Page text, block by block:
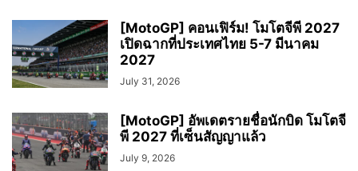
[MotoGP] คอนเฟิร์ม! โมโตจีพี 2027
เปิดฉากที่ประเทศไทย 5-7 มีนาคม
2027
July 31, 2026
[MotoGP] อัพเดตรายชื่อนักบิด โมโตจี
พี 2027 ที่เซ็นสัญญาแล้ว
July 9, 2026